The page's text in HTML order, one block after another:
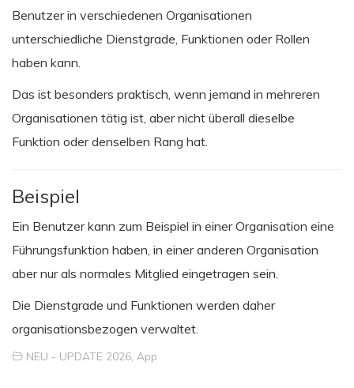
Benutzer in verschiedenen Organisationen
unterschiedliche Dienstgrade, Funktionen oder Rollen
haben kann.
Das ist besonders praktisch, wenn jemand in mehreren
Organisationen tätig ist, aber nicht überall dieselbe
Funktion oder denselben Rang hat.
Beispiel
Ein Benutzer kann zum Beispiel in einer Organisation eine
Führungsfunktion haben, in einer anderen Organisation
aber nur als normales Mitglied eingetragen sein.
Die Dienstgrade und Funktionen werden daher
organisationsbezogen verwaltet.
NEU - UPDATE 2026 App